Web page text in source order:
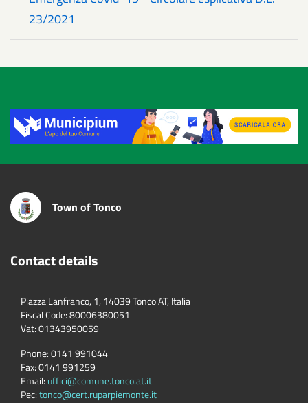
23/2021
Title
Town of Tonco
Contact details
Piazza Lanfranco, 1, 14039 Tonco AT, Italia
Fiscal Code:80006380051
Vat:01343950059
Phone:0141 991044
Fax:0141 991259
Email: uffici@comune.tonco.at.it
Pec:tonco@cert.ruparpiemonte.it